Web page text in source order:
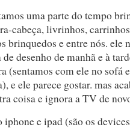
uma parte do tempo
cabeça, livrinhos,
brinquedos e entre nós. ele
desenho de manhã e à
(sentamos com ele no sofá
e ele parece gostar. mas
coisa e ignora a TV de
e ipad (são os